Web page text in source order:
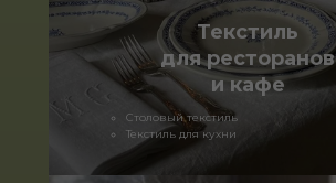
Текстиль
для ресторанов
и кафе
Столовый текстиль
Текстиль для кухни